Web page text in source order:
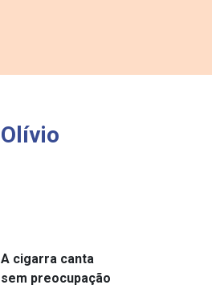
Olívio
A cigarra canta
sem preocupação